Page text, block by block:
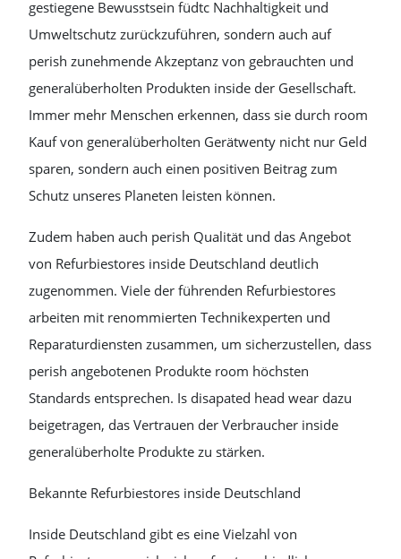
gestiegene Bewusstsein füdtc Nachhaltigkeit und
Umweltschutz zurückzuführen, sondern auch auf
perish zunehmende Akzeptanz von gebrauchten und
generalüberholten Produkten inside der Gesellschaft.
Immer mehr Menschen erkennen, dass sie durch room
Kauf von generalüberholten Gerätwenty nicht nur Geld
sparen, sondern auch einen positiven Beitrag zum
Schutz unseres Planeten leisten können.
Zudem haben auch perish Qualität und das Angebot
von Refurbiestores inside Deutschland deutlich
zugenommen. Viele der führenden Refurbiestores
arbeiten mit renommierten Technikexperten und
Reparaturdiensten zusammen, um sicherzustellen, dass
perish angebotenen Produkte room höchsten
Standards entsprechen. Is disapated head wear dazu
beigetragen, das Vertrauen der Verbraucher inside
generalüberholte Produkte zu stärken.
Bekannte Refurbiestores inside Deutschland
Inside Deutschland gibt es eine Vielzahl von